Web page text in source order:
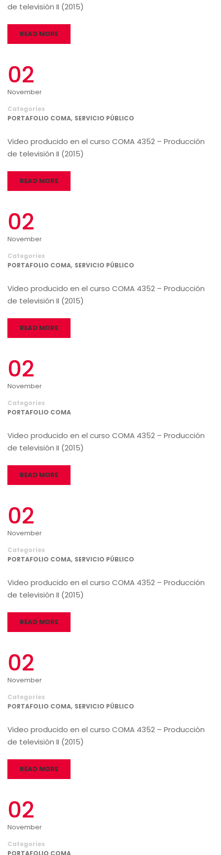
de televisión II (2015)
READ MORE
02
November
Categories
PORTAFOLIO COMA, SERVICIO PÚBLICO
Video producido en el curso COMA 4352 – Producción
de televisión II (2015)
READ MORE
02
November
Categories
PORTAFOLIO COMA, SERVICIO PÚBLICO
Video producido en el curso COMA 4352 – Producción
de televisión II (2015)
READ MORE
02
November
Categories
PORTAFOLIO COMA
Video producido en el curso COMA 4352 – Producción
de televisión II (2015)
READ MORE
02
November
Categories
PORTAFOLIO COMA, SERVICIO PÚBLICO
Video producido en el curso COMA 4352 – Producción
de televisión II (2015)
READ MORE
02
November
Categories
PORTAFOLIO COMA, SERVICIO PÚBLICO
Video producido en el curso COMA 4352 – Producción
de televisión II (2015)
READ MORE
02
November
Categories
PORTAFOLIO COMA